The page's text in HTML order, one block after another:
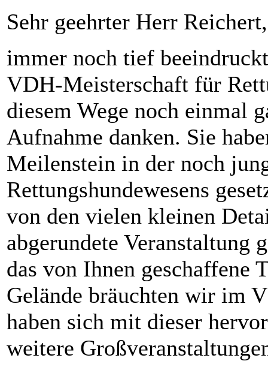
Sehr geehrter Herr Reichert,
immer noch tief
VDH-Meisterschaft für
diesem Wege noch einmal
Aufnahme danken. Sie
Meilenstein in der noch
Rettungshundewesens
von den vielen kleinen
abgerundete Veranstaltung
das von Ihnen geschaffene
Gelände bräuchten wir im
haben sich mit dieser
weitere